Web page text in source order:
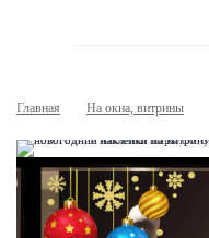
Главная На окна, витрины